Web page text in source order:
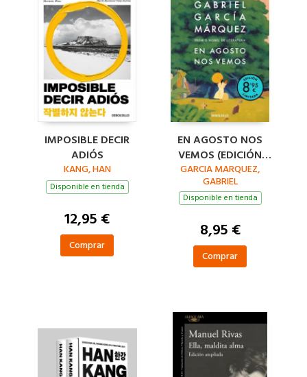
IMPOSIBLE DECIR
ADIÓS
KANG, HAN
Disponible en tienda
12,95 €
Comprar
EN AGOSTO NOS
VEMOS (EDICIÓN
LIMITADA)
GARCIA MARQUEZ,
GABRIEL
Disponible en tienda
8,95 €
Comprar